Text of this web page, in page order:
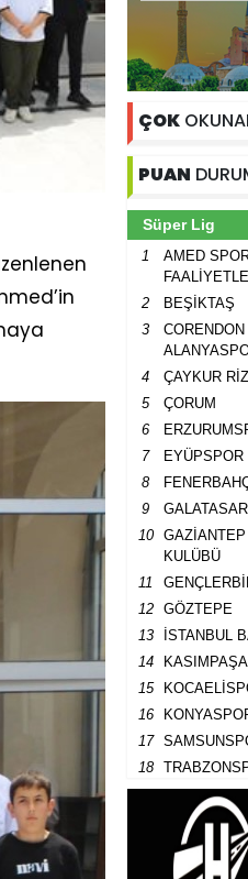
ÇOK
PUAN
Süper Lig
1
AMED
2 BEŞİKTAŞ
3
CORENDON
4 ÇAYKUR
5
ÇORUM
6
7
EYÜPSPOR
8
9
10
GAZİANTEP
KULÜBÜ
11
12
GÖZTEPE
13
İSTANBUL
14
KASIMPAŞA
15
16
17
18